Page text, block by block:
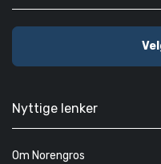
Nyttige lenker
Om Norengros